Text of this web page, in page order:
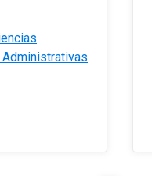
Administrativas